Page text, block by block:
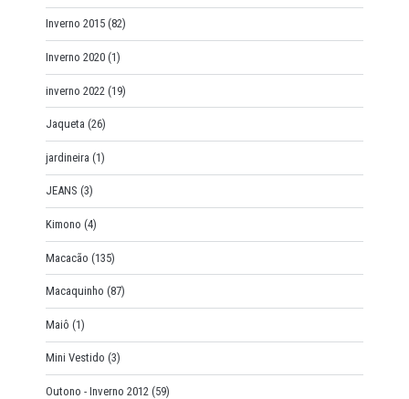
Inverno 2015 (82)
Inverno 2020 (1)
inverno 2022 (19)
Jaqueta (26)
jardineira (1)
JEANS (3)
Kimono (4)
Macacão (135)
Macaquinho (87)
Maiô (1)
Mini Vestido (3)
Outono - Inverno 2012 (59)